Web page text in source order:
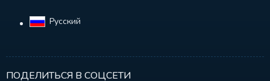
Русский‎
ПОДЕЛИТЬСЯ В СОЦСЕТИ